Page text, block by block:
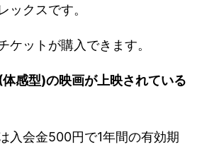
ックスです。
ケットが購入できます。
感型)の映画が上映されている
入会金500円で1年間の有効期